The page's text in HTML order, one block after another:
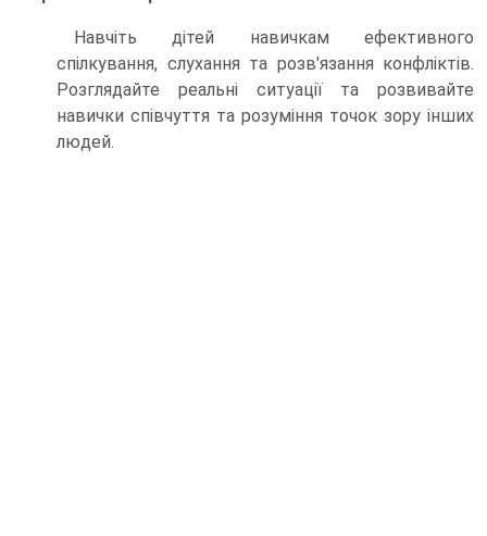
Навчіть дітей навичкам ефективного
спілкування, слухання та розв'язання конфліктів.
Розглядайте реальні ситуації та розвивайте
навички співчуття та розуміння точок зору інших
людей.